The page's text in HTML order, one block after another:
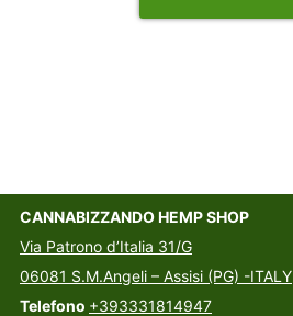
CANNABIZZANDO HEMP SHOP
Via Patrono d’Italia 31/G
06081 S.M.Angeli – Assisi (PG) -ITALY
Telefono +393331814947